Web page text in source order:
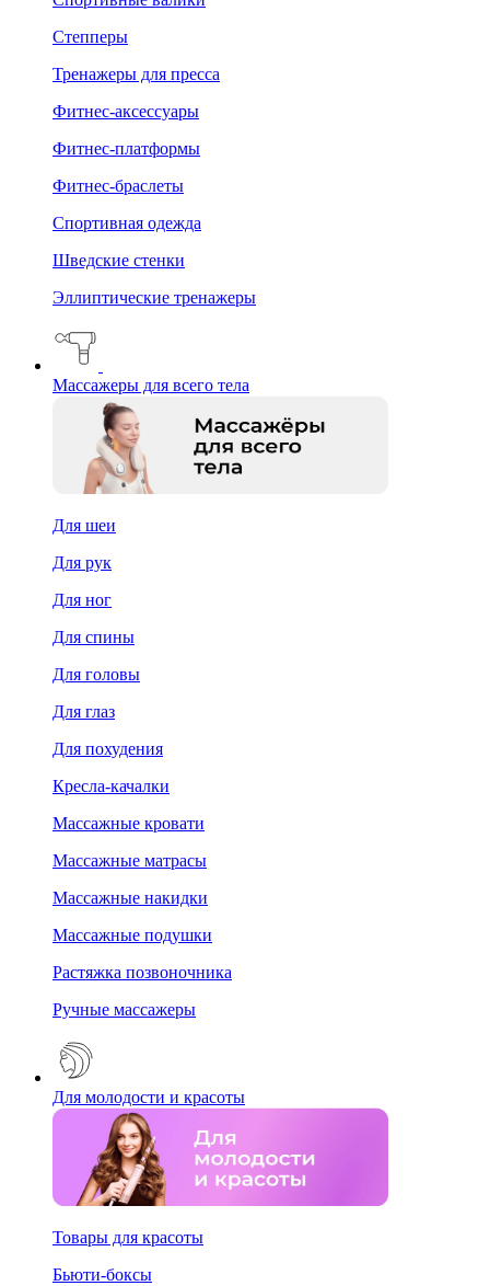
Степперы
Тренажеры для пресса
Фитнес-аксессуары
Фитнес-платформы
Фитнес-браслеты
Спортивная одежда
Шведские стенки
Эллиптические тренажеры
Массажеры для всего тела
Для шеи
Для рук
Для ног
Для спины
Для головы
Для глаз
Для похудения
Кресла-качалки
Массажные кровати
Массажные матрасы
Массажные накидки
Массажные подушки
Растяжка позвоночника
Ручные массажеры
Для молодости и красоты
Товары для красоты
Бьюти-боксы